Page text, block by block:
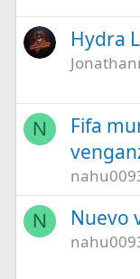
Hydra
N
Fifa
N Nuevo